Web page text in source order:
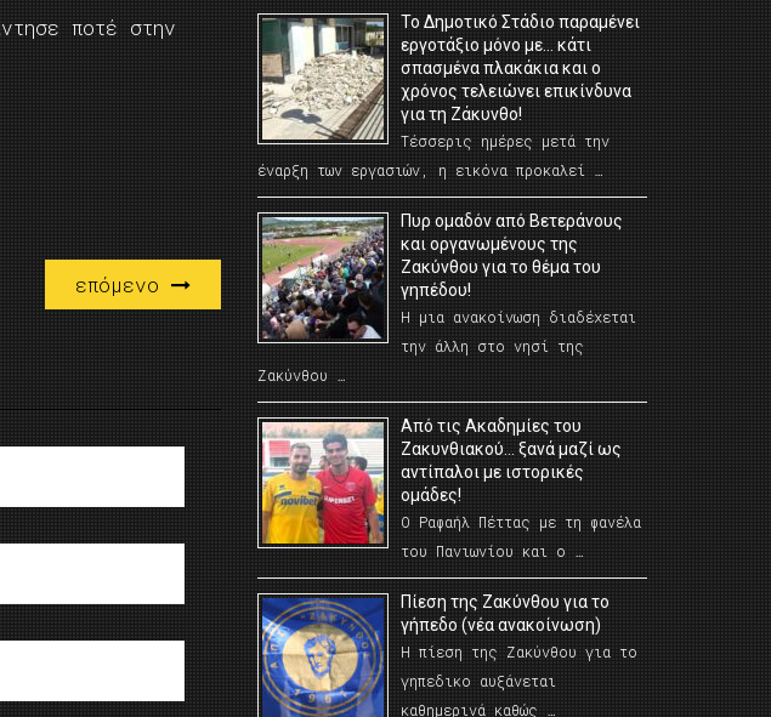
ποτέ στην
επόμενο
Το Δημοτικό Στάδιο παραμένει
εργοτάξιο μόνο με… κάτι
σπασμένα πλακάκια και ο
χρόνος τελειώνει επικίνδυνα
για τη Ζάκυνθο!
Τέσσερις ημέρες μετά την
έναρξη των εργασιών, η εικόνα προκαλεί …
Πυρ ομαδόν από Βετεράνους
και οργανωμένους της
Ζακύνθου για το θέμα του
γηπέδου!
Η μια ανακοίνωση διαδέχεται
την άλλη στο νησί της
Ζακύνθου …
Από τις Ακαδημίες του
Ζακυνθιακού… ξανά μαζί ως
αντίπαλοι με ιστορικές
ομάδες!
Ο Ραφαήλ Πέττας με τη φανέλα
του Πανιωνίου και ο …
Πίεση της Ζακύνθου για το
γήπεδο (νέα ανακοίνωση)
Η πίεση της Ζακύνθου για το
γηπεδικο αυξάνεται
καθημερινά καθώς …